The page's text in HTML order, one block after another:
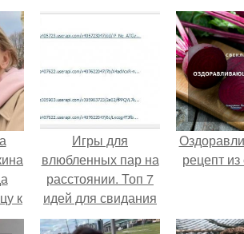
к
Игры для
влюбленных пар на
расстоянии. Топ 7
идей для свидания
на расстоянии
рецепт